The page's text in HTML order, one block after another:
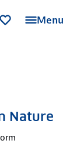
Menu
Nature